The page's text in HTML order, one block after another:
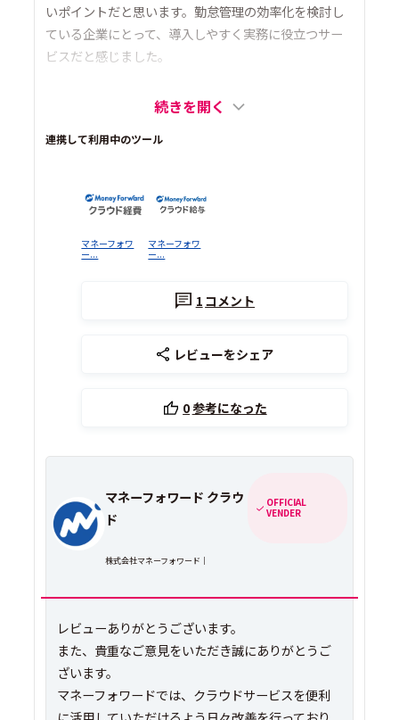
いポイントだと思います。勤怠管理の効率化を検討し
ている企業にとって、導入しやすく実務に役立つサー
ビスだと感じました。
続きを開く
連携して利用中のツール
マネーフォワ
ー...
マネーフォワ
ー...
1 コメント
レビューをシェア
0参考になった
マネーフォワード クラウ
ド
OFFICIAL
VENDER
株式会社マネーフォワード｜
レビューありがとうございます。
また、貴重なご意見をいただき誠にありがとうご
ざいます。
マネーフォワードでは、クラウドサービスを便利